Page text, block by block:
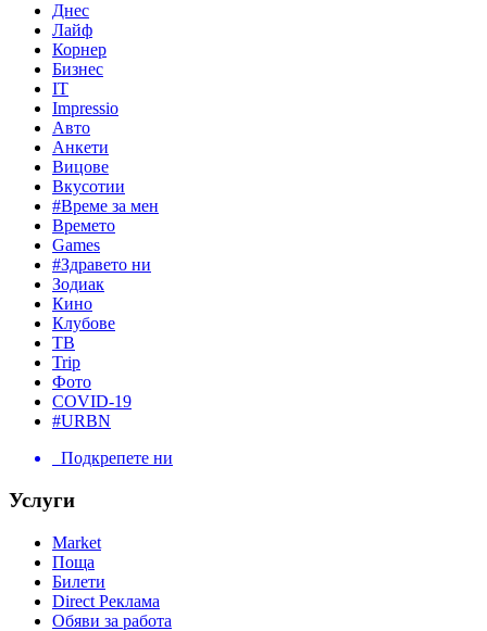
Днес
Лайф
Корнер
Бизнес
IT
Impressio
Авто
Анкети
Вицове
Вкусотии
#Време за мен
Времето
Games
#Здравето ни
Зодиак
Кино
Клубове
ТВ
Trip
Фото
COVID-19
#URBN
Подкрепете ни
Услуги
Market
Поща
Билети
Direct Реклама
Обяви за работа